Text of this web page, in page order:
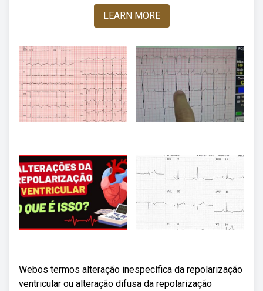
LEARN MORE
Webos termos alteração inespecífica da repolarização
ventricular ou alteração difusa da repolarização